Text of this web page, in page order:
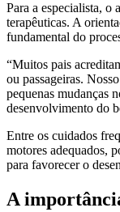
Para a especialista, o
terapêuticas. A
fundamental do
“Muitos pais
ou passageiras.
pequenas mudanças
desenvolvimento do
Entre os cuidados
motores adequados,
para favorecer o
A